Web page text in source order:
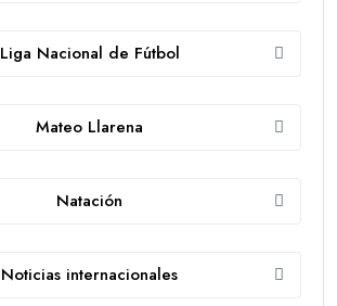
Liga Nacional de Fútbol
Mateo Llarena
Natación
Noticias internacionales